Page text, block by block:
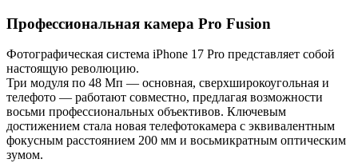
Профессиональная камера Pro Fusion
Фотографическая система iPhone 17 Pro представляет собой
настоящую революцию.
Три модуля по 48 Мп — основная, сверхширокоугольная и
телефото — работают совместно, предлагая возможности
восьми профессиональных объективов. Ключевым
достижением стала новая телефотокамера с эквивалентным
фокусным расстоянием 200 мм и восьмикратным оптическим
зумом.